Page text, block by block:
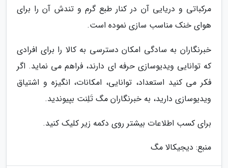
مرکباتی و دریایی آن در کنار طبع گرم و تندش آن را برای
هوای خنک مناسب سازی نموده است.
خبرنگاران به سادگی امکان دسترسی به کالا را برای افرادی
که توانایی ویدیوسازی حرفه ای دارند، فراهم می نماید. اگر
فکر می کنید استعداد، توانایی، امکانات، انگیزه و اشتیاق
ویدیوسازی دارید، به خبرنگاران مگ تَلِنت بپیوندید.
برای کسب اطلاعات بیشتر روی دکمه زیر کلیک کنید.
منبع: دیجیکالا مگ